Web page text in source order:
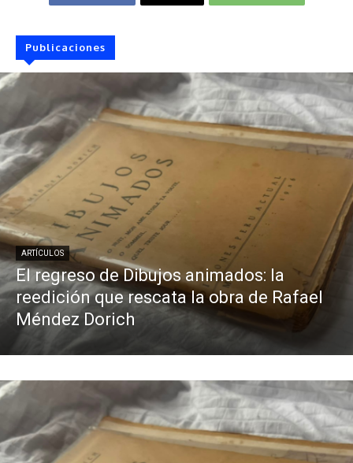
Publicaciones
ARTÍCULOS
El regreso de Dibujos animados: la
reedición que rescata la obra de Rafael
Méndez Dorich